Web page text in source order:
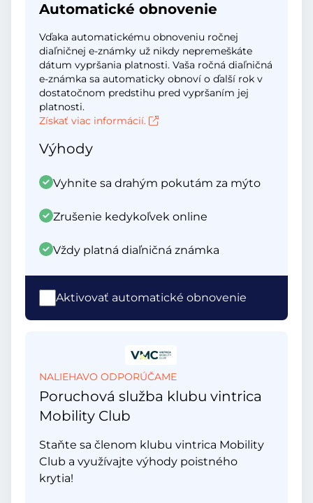
Automatické obnovenie
Vďaka automatickému obnoveniu ročnej
diaľničnej e-známky už nikdy nepremeškáte
dátum vypršania platnosti. Vaša ročná diaľničná
e-známka sa automaticky obnoví o ďalší rok v
dostatočnom predstihu pred vypršaním jej
platnosti.
Získať viac informácií.
Výhody
Vyhnite sa drahým pokutám za mýto
Zrušenie kedykoľvek online
Vždy platná diaľničná známka
Aktivovať automatické obnovenie
NALIEHAVO ODPORÚČAME
Poruchová služba klubu vintrica
Mobility Club
Staňte sa členom klubu vintrica Mobility
Club a využívajte výhody poistného
krytia!